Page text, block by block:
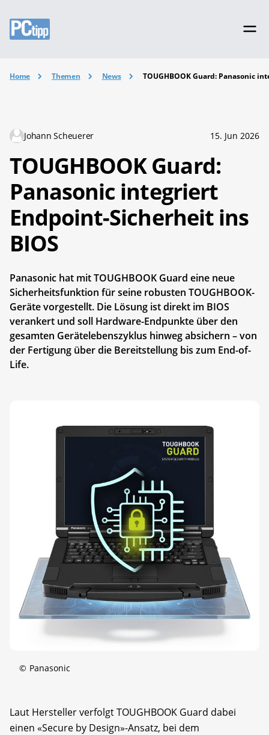
Home Themen News TOUGHBOOK Guard: Panasonic
Johann Scheuerer 15. Jun 2026
TOUGHBOOK Guard:
Panasonic integriert
Endpoint-Sicherheit ins
BIOS
Panasonic hat mit TOUGHBOOK Guard eine neue
Sicherheitsfunktion für seine robusten TOUGHBOOK-
Geräte vorgestellt. Die Lösung ist direkt im BIOS
verankert und soll Hardware-Endpunkte über den
gesamten Gerätelebenszyklus hinweg absichern – von
der Fertigung über die Bereitstellung bis zum End-of-
Life.
© Panasonic
Laut Hersteller verfolgt TOUGHBOOK Guard dabei
einen «Secure by Design»-Ansatz, bei dem